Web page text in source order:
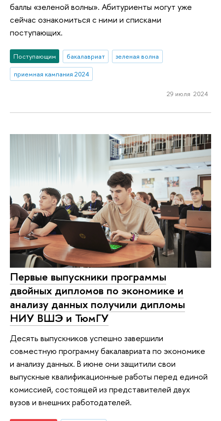
баллы «зеленой волны». Абитуриенты могут уже
сейчас ознакомиться с ними и списками
поступающих.
Поступающим бакалавриат
зеленая волна
приемная кампания 2024
29 июля 2024
Первые выпускники программы
двойных дипломов по экономике и
анализу данных получили дипломы
НИУ ВШЭ и ТюмГУ
Десять выпускников успешно завершили
совместную программу бакалавриата по экономике
и анализу данных. В июне они защитили свои
выпускные квалификационные работы перед единой
комиссией, состоящей из представителей двух
вузов и внешних работодателей.